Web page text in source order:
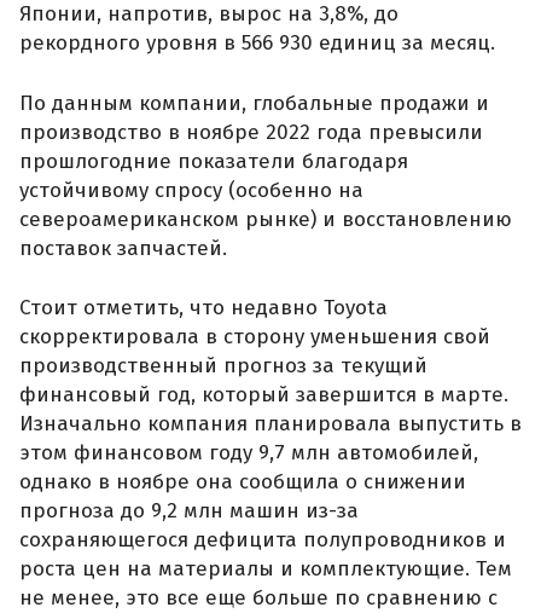
Японии, напротив, вырос на 3,8%, до
рекордного уровня в 566 930 единиц за месяц.
По данным компании, глобальные продажи и
производство в ноябре 2022 года превысили
прошлогодние показатели благодаря
устойчивому спросу (особенно на
североамериканском рынке) и восстановлению
поставок запчастей.
Стоит отметить, что недавно Toyota
скорректировала в сторону уменьшения свой
производственный прогноз за текущий
финансовый год, который завершится в марте.
Изначально компания планировала выпустить в
этом финансовом году 9,7 млн автомобилей,
однако в ноябре она сообщила о снижении
прогноза до 9,2 млн машин из-за
сохраняющегося дефицита полупроводников и
роста цен на материалы и комплектующие. Тем
не менее, это все еще больше по сравнению с